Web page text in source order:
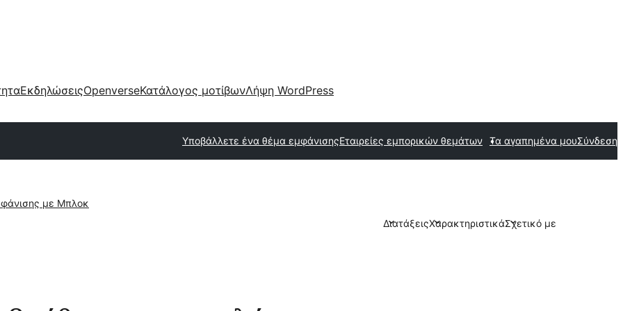
ΕκδηλώσειςOpenverseΚατάλογος μοτίβωνΛήψη WordPress
Υποβάλλετε ένα θέμα εμφάνισηςΕταιρείες εμπορικών θεμάτων Τα αγαπημένα μουΣύνδεση
με Μπλοκ
ΔιατάξειςΧαρακτηριστικάΣχετικό με